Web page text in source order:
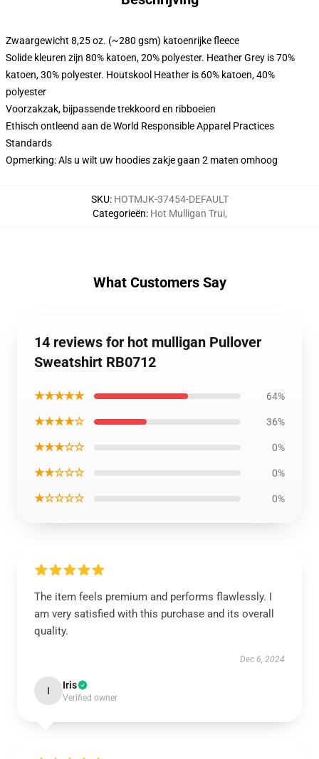
Zwaargewicht 8,25 oz. (~280 gsm) katoenrijke fleece
Solide kleuren zijn 80% katoen, 20% polyester. Heather Grey is 70%
katoen, 30% polyester. Houtskool Heather is 60% katoen, 40%
polyester
Voorzakzak, bijpassende trekkoord en ribboeien
Ethisch ontleend aan de World Responsible Apparel Practices
Standards
Opmerking: Als u wilt uw hoodies zakje gaan 2 maten omhoog
SKU: HOTMJK-37454-DEFAULT
Categorieën: Hot Mulligan Trui,
What Customers Say
14 reviews for hot mulligan Pullover
Sweatshirt RB0712
★★★★★ 64%
★★★★☆ 36%
★★★☆☆ 0%
★★☆☆☆ 0%
★☆☆☆☆ 0%
The item feels premium and performs flawlessly. I
am very satisfied with this purchase and its overall
quality.
Dec 6, 2024
I Iris
Verified owner